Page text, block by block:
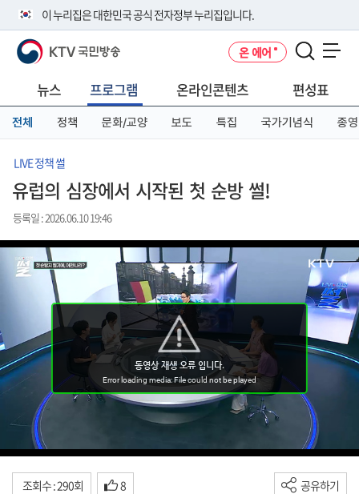
이 누리집은 대한민국 공식 전자정부 누리집입니다.
공식 누리집 주소 확인하기
니다.
이밖에 or.kr 또는 .kr등 다른 도메인 주소를 사용하고 있다면 아래 URL에
서 도메인 주소를 확인해 보세요
KTV 국민방송 온 에어
뉴스 프로그램 온라인콘텐츠 편성표
전체 정책 문화/교양 보도 특집 국가기념식 종영
LIVE 정책 썰
유럽의 심장에서 시작된 첫 순방 썰!
등록일 : 2026.06.10 19:46
조회수 : 290회 8 공유하기